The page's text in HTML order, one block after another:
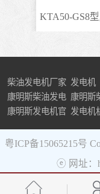
柴油发电机厂家 发电机
康明斯柴油发电
机组
康明斯
机
康明斯发电机官 发电机
粤ICP备15065215号
ⓔ 网址：